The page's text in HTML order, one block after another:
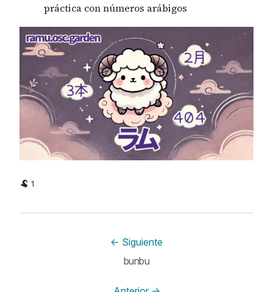
práctica con números arábigos
🐏 1
← Siguiente
bunbu